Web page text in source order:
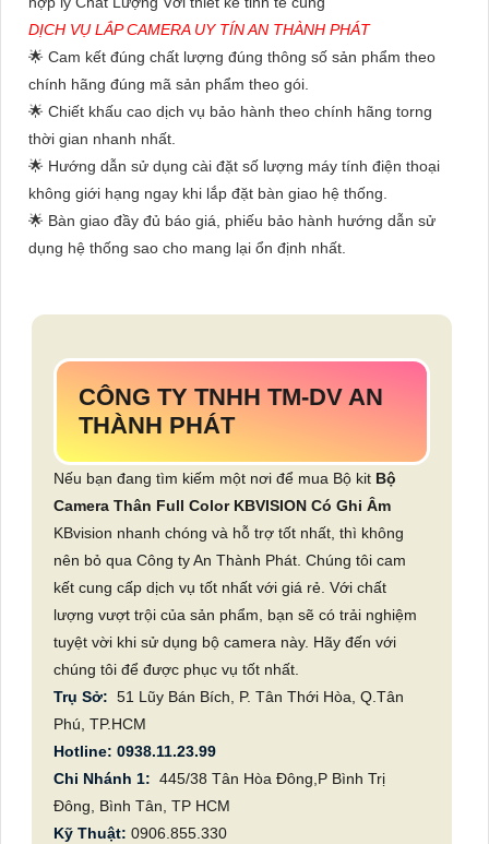
DỊCH VỤ LẮP CAMERA UY TÍN AN THÀNH PHÁT
🌟 Cam kết đúng chất lượng đúng thông số sản phẩm theo
chính hãng đúng mã sản phẩm theo gói.
🌟 Chiết khấu cao dịch vụ bảo hành theo chính hãng torng
thời gian nhanh nhất.
🌟 Hướng dẫn sử dụng cài đặt số lượng máy tính điện thoại
không giới hạng ngay khi lắp đặt bàn giao hệ thống.
🌟 Bàn giao đầy đủ báo giá, phiếu bảo hành hướng dẫn sử
dụng hệ thống sao cho mang lại ổn định nhất.
CÔNG TY TNHH TM-DV AN
THÀNH PHÁT
Nếu bạn đang tìm kiếm một nơi để mua Bộ kit Bộ
Camera Thân Full Color KBVISION Có Ghi Âm
KBvision nhanh chóng và hỗ trợ tốt nhất, thì không
nên bỏ qua Công ty An Thành Phát. Chúng tôi cam
kết cung cấp dịch vụ tốt nhất với giá rẻ. Với chất
lượng vượt trội của sản phẩm, bạn sẽ có trải nghiệm
tuyệt vời khi sử dụng bộ camera này. Hãy đến với
chúng tôi để được phục vụ tốt nhất.
Trụ Sở: 51 Lũy Bán Bích, P. Tân Thới Hòa, Q.Tân
Phú, TP.HCM
Hotline: 0938.11.23.99
Chi Nhánh 1: 445/38 Tân Hòa Đông,P Bình Trị
Đông, Bình Tân, TP HCM
Kỹ Thuật: 0906.855.330